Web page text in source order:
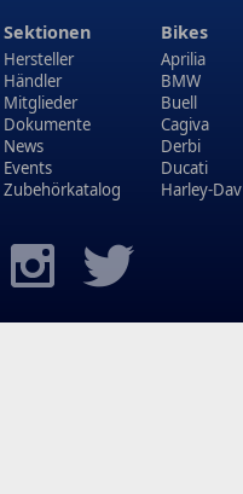
Sektionen
Hersteller
Händler
Mitglieder
Dokumente
News
Events
Zubehörkatalog
Bikes
Aprilia
BMW
Buell
Cagiva
Derbi
Ducati
Harley-